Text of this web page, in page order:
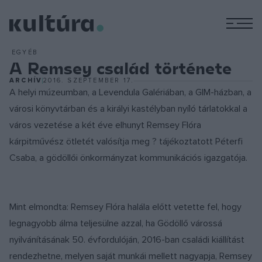
EGYÉB
A Remsey család története
ARCHÍV2016. SZEPTEMBER 17.
A helyi múzeumban, a Levendula Galériában, a GIM-házban, a
városi könyvtárban és a királyi kastélyban nyíló tárlatokkal a
város vezetése a két éve elhunyt Remsey Flóra
kárpitművész ötletét valósítja meg ? tájékoztatott Péterfi
Csaba, a gödöllői önkormányzat kommunikációs igazgatója.
Mint elmondta: Remsey Flóra halála előtt vetette fel, hogy
legnagyobb álma teljesülne azzal, ha Gödöllő várossá
nyilvánításának 50. évfordulóján, 2016-ban családi kiállítást
rendezhetne, melyen saját munkái mellett nagyapja, Remsey